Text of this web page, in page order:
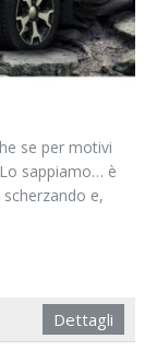
se per motivi
sappiamo… è
e,
Dettagli